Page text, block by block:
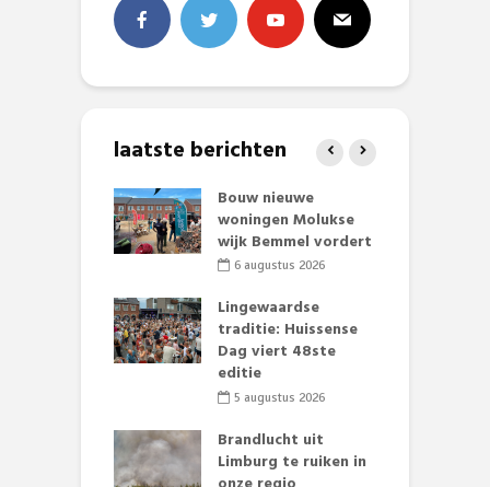
laatste berichten
Bouw nieuwe
woningen Molukse
wijk Bemmel vordert
6 augustus 2026
Lingewaardse
traditie: Huissense
Dag viert 48ste
editie
5 augustus 2026
Brandlucht uit
Limburg te ruiken in